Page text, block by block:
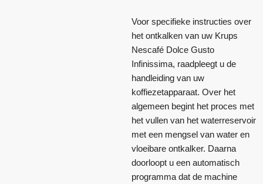
Voor specifieke instructies over
het ontkalken van uw Krups
Nescafé Dolce Gusto
Infinissima, raadpleegt u de
handleiding van uw
koffiezetapparaat. Over het
algemeen begint het proces met
het vullen van het waterreservoir
met een mengsel van water en
vloeibare ontkalker. Daarna
doorloopt u een automatisch
programma dat de machine